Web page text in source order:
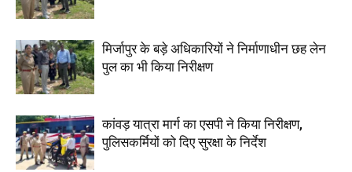
मिर्जापुर के बड़े अधिकारियों ने निर्माणाधीन छह लेन
पुल का भी किया निरीक्षण
कांवड़ यात्रा मार्ग का एसपी ने किया निरीक्षण,
पुलिसकर्मियों को दिए सुरक्षा के निर्देश